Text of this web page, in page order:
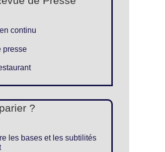
continu
presse
?
les bases et les subtilités